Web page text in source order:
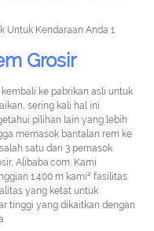
Grosir
ke pabrikan asli untuk
sering kali hal ini
pilihan lain yang lebih
memasok bantalan rem ke
satu dari 3 pemasok
Alibaba.com. Kami
1.400 m kami² fasilitas
yang ketat untuk
tinggi yang dikaitkan dengan